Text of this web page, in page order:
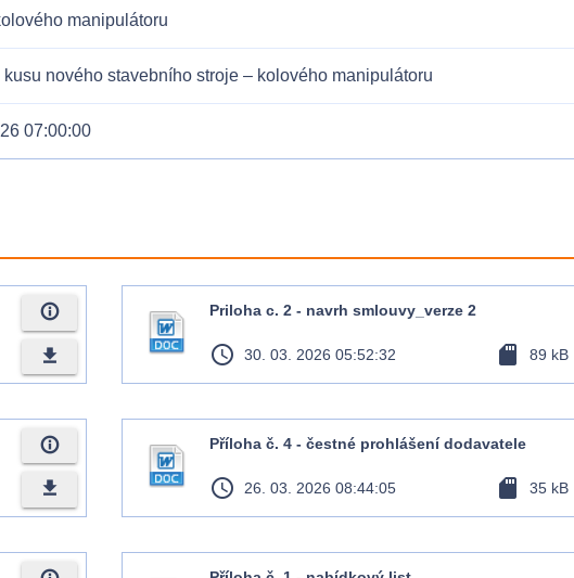
manipulátoru
kusu nového stavebního stroje – kolového manipulátoru
07:00:00
info_outline
file_download
Priloha c. 2 - navrh smlouvy_verze 2
access_time 30. 03. 2026 05:52:32 sd_card 89 kB
info_outline
file_download
Příloha č. 4 - čestné prohlášení dodavatele
access_time 26. 03. 2026 08:44:05 sd_card 35 kB